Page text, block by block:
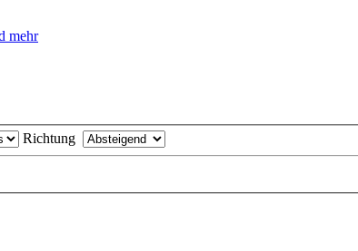
mehr
Richtung